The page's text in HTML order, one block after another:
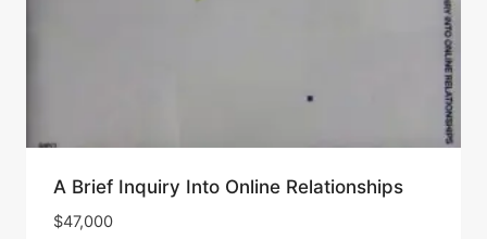
A Brief Inquiry Into Online Relationships
$47,000